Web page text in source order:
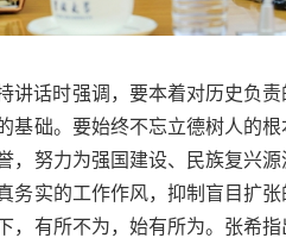
讲话时强调，要本着对历史负
基础。要始终不忘立德树人的
，努力为强国建设、民族复兴
务实的工作作风，抑制盲目扩
，有所不为，始有所为。张希